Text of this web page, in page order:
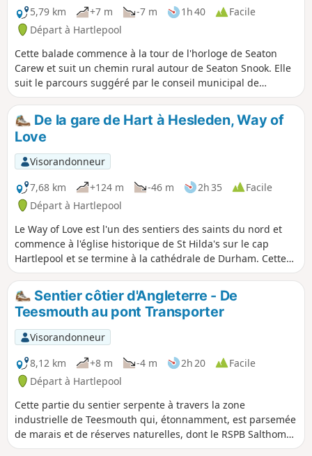
5,79 km
+7 m -7 m 1h 40
Facile
Départ à Hartlepool
Cette balade commence à la tour de l'horloge de Seaton
Carew et suit un chemin rural autour de Seaton Snook. Elle
suit le parcours suggéré par le conseil municipal de
Hartlepool, Seaton Snook Stroll, mais si tu veux la combiner
avec d'autres sections du sentier côtier anglais, continue
vers l'ouest à (5).
De la gare de Hart à Hesleden, Way of
Love
Visorandonneur
7,68 km
+124 m -46 m 2h 35
Facile
Départ à Hartlepool
Le Way of Love est l'un des sentiers des saints du nord et
commence à l'église historique de St Hilda's sur le cap
Hartlepool et se termine à la cathédrale de Durham. Cette
deuxième partie de la promenade traverse quelques
villages ainsi que des terres agricoles et des bois, en
passant par Crimdon Beck et Bellows Burn.
Sentier côtier d'Angleterre - De
Teesmouth au pont Transporter
Visorandonneur
8,12 km
+8 m -4 m 2h 20
Facile
Départ à Hartlepool
Cette partie du sentier serpente à travers la zone
industrielle de Teesmouth qui, étonnamment, est parsemée
de marais et de réserves naturelles, dont le RSPB Salthome.
C'est un sentier assez facile, principalement pavé et plat,